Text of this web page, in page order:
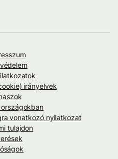
irányelvek
országokban
vonatkozó nyilatkozat
tulajdon